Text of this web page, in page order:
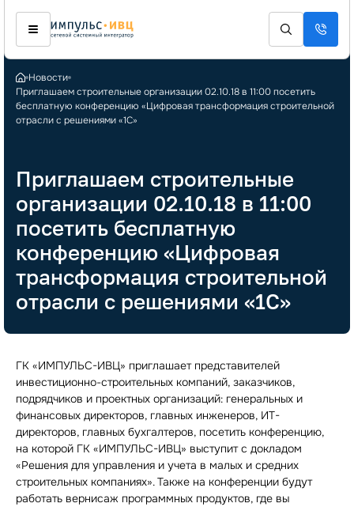
Новости
Приглашаем строительные организации 02.10.18 в 11:00 посетить
бесплатную конференцию «Цифровая трансформация строительной
отрасли с решениями «1С»
Приглашаем строительные
организации 02.10.18 в 11:00
посетить бесплатную
конференцию «Цифровая
трансформация строительной
отрасли с решениями «1С»
ГК «ИМПУЛЬС-ИВЦ» приглашает представителей
инвестиционно-строительных компаний, заказчиков,
подрядчиков и проектных организаций: генеральных и
финансовых директоров, главных инженеров, ИТ-
директоров, главных бухгалтеров, посетить конференцию,
на которой ГК «ИМПУЛЬС-ИВЦ» выступит с докладом
«Решения для управления и учета в малых и средних
строительных компаниях». Также на конференции будут
работать вернисаж программных продуктов, где вы